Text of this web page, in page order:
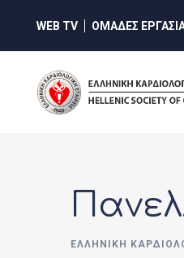
content
WEB TV ΟΜΑΔΕΣ
ΕΛΛΗΝΙΚΉ